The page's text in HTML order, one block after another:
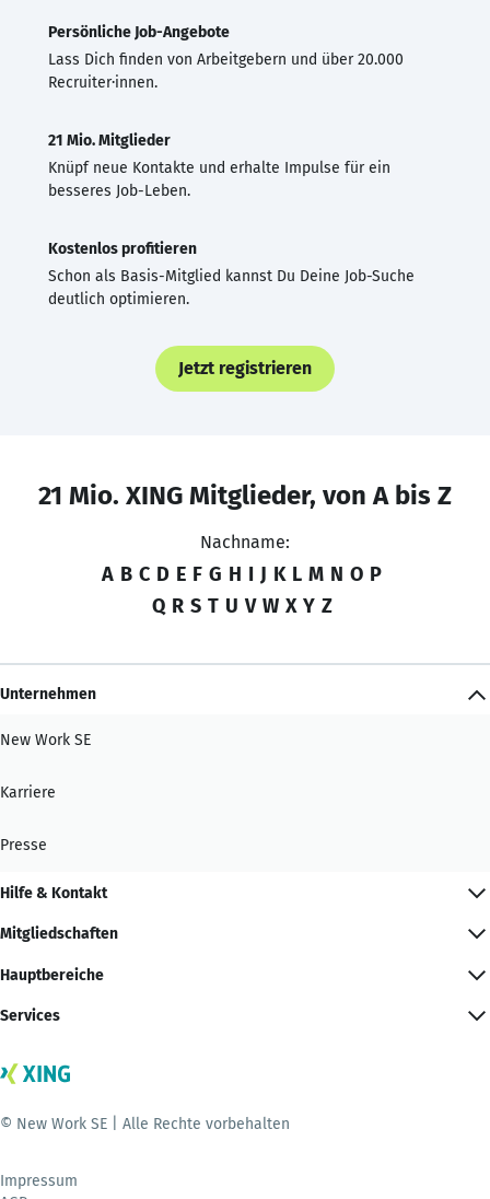
Persönliche Job-Angebote
Lass Dich finden von Arbeitgebern und über 20.000
Recruiter·innen.
21 Mio. Mitglieder
Knüpf neue Kontakte und erhalte Impulse für ein
besseres Job-Leben.
Kostenlos profitieren
Schon als Basis-Mitglied kannst Du Deine Job-Suche
deutlich optimieren.
Jetzt registrieren
21 Mio. XING Mitglieder, von A bis Z
Nachname:
A B C D E F G H I J K L M N O P
Q R S T U V W X Y Z
Unternehmen
New Work SE
Karriere
Presse
Hilfe & Kontakt
Mitgliedschaften
Hauptbereiche
Services
© New Work SE | Alle Rechte vorbehalten
Impressum